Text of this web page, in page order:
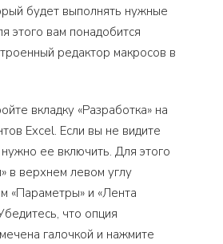
будет выполнять нужные
этого вам понадобится
редактор макросов в
вкладку «Разработка» на
Excel. Если вы не видите
нужно ее включить. Для этого
в верхнем левом углу
«Параметры» и «Лента
что опция
галочкой и нажмите